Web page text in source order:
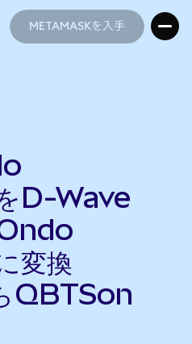
METAMASKを入手
D-Wave
変換
QBTSon